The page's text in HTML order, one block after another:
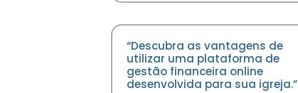
“Descubra as vantagens de
utilizar uma plataforma de
gestão financeira online
desenvolvida para sua igreja.”